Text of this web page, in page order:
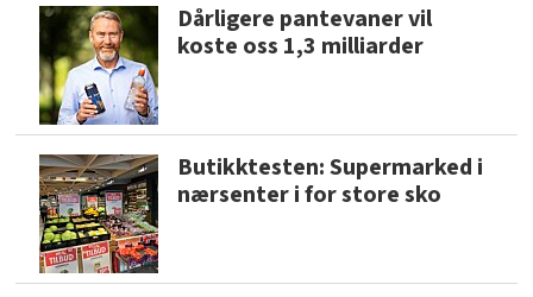
Dårligere pantevaner vil
koste oss 1,3 milliarder
Butikktesten: Supermarked i
nærsenter i for store sko